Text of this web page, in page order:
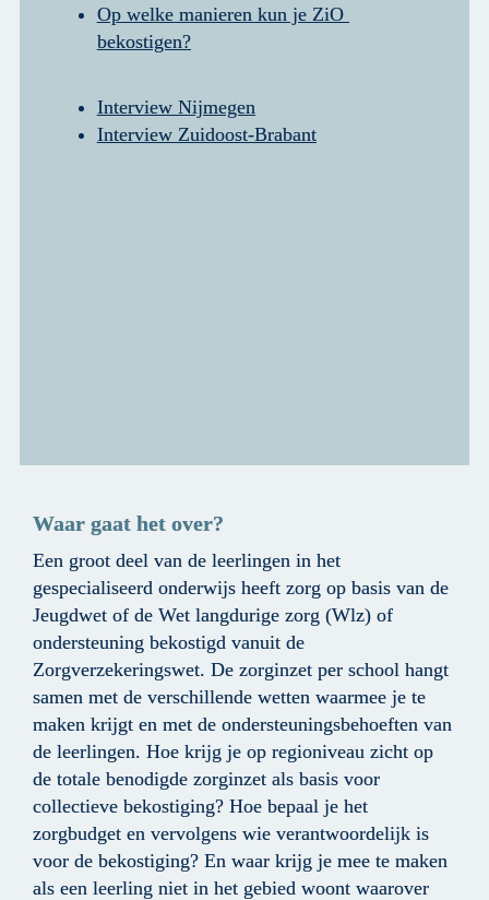
Op welke manieren kun je ZiO
bekostigen?
Interview Nijmegen
Interview Zuidoost-Brabant
Waar gaat het over?
Een groot deel van de leerlingen in het
gespecialiseerd onderwijs heeft zorg op basis van de
Jeugdwet of de Wet langdurige zorg (Wlz) of
ondersteuning bekostigd vanuit de
Zorgverzekeringswet. De zorginzet per school hangt
samen met de verschillende wetten waarmee je te
maken krijgt en met de ondersteuningsbehoeften van
de leerlingen. Hoe krijg je op regioniveau zicht op
de totale benodigde zorginzet als basis voor
collectieve bekostiging? Hoe bepaal je het
zorgbudget en vervolgens wie verantwoordelijk is
voor de bekostiging? En waar krijg je mee te maken
als een leerling niet in het gebied woont waarover